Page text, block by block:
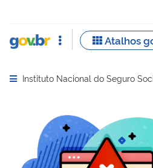
Abrir menu principal de
Instituto Nacional do Seguro